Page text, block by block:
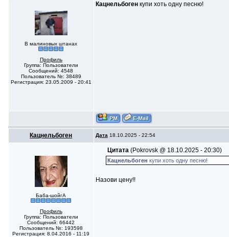
В малиновых штанах
Профиль
Группа: Пользователи
Сообщений: 4548
Пользователь №: 38489
Регистрация: 23.05.2009 - 20:41
Кацнельбогенкупи хоть одну песню!
Кацнельбоген Дата 18.10.2025 - 22:54
Баба-шойгА
Профиль
Группа: Пользователи
Сообщений: 66442
Пользователь №: 193598
Регистрация: 8.04.2016 - 11:19
Цитата (Pokrovsk @ 18.10.2025 - 20:30)
Кацнельбоген купи хоть одну песню!
Назови цену!!